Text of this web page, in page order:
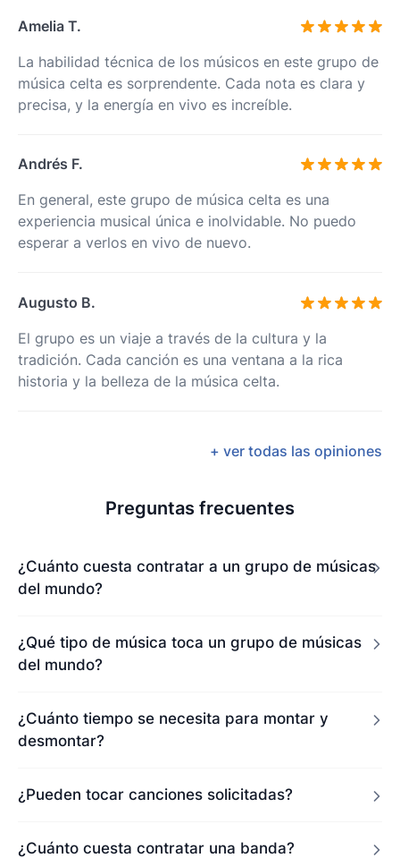
Amelia T.
La habilidad técnica de los músicos en este grupo de
música celta es sorprendente. Cada nota es clara y
precisa, y la energía en vivo es increíble.
Andrés F.
En general, este grupo de música celta es una
experiencia musical única e inolvidable. No puedo
esperar a verlos en vivo de nuevo.
Augusto B.
El grupo es un viaje a través de la cultura y la
tradición. Cada canción es una ventana a la rica
historia y la belleza de la música celta.
+ ver todas las opiniones
Preguntas frecuentes
¿Cuánto cuesta contratar a un grupo de músicas
del mundo?
¿Qué tipo de música toca un grupo de músicas
del mundo?
¿Cuánto tiempo se necesita para montar y
desmontar?
¿Pueden tocar canciones solicitadas?
¿Cuánto cuesta contratar una banda?